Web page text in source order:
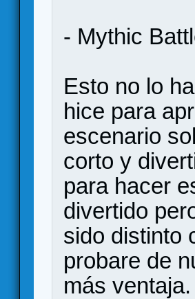
- Mythic
Esto no lo
hice para
escenario
corto y
para hacer
divertido
sido distinto
probare de
más ventaja.